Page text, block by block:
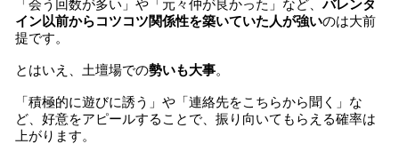
「会う回数が多い」や「元々仲が良かった」など、バレンタ
イン以前からコツコツ関係性を築いていた人が強いのは大前
提です。
とはいえ、土壇場での勢いも大事。
「積極的に遊びに誘う」や「連絡先をこちらから聞く」な
ど、好意をアピールすることで、振り向いてもらえる確率は
上がります。